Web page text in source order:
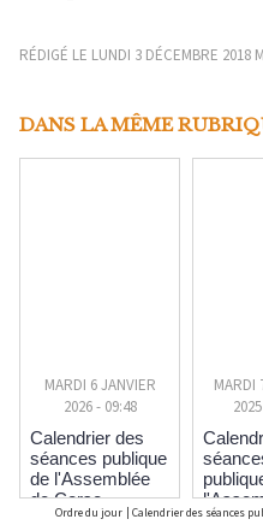
RÉDIGÉ LE LUNDI 3 DÉCEMBRE 2018
DANS LA MÊME
MARDI 6 JANVIER
2026 - 09:48
Calendrier des
séances publique
de l'Assemblée
de Corse
MARDI
Corse
Ordre du jour | Calendrier des séances